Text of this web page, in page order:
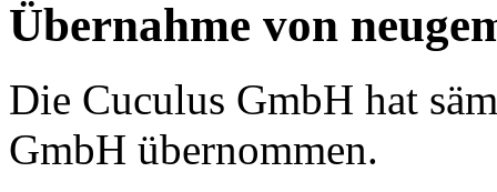
Übernahme von
Die Cuculus GmbH hat
GmbH übernommen.